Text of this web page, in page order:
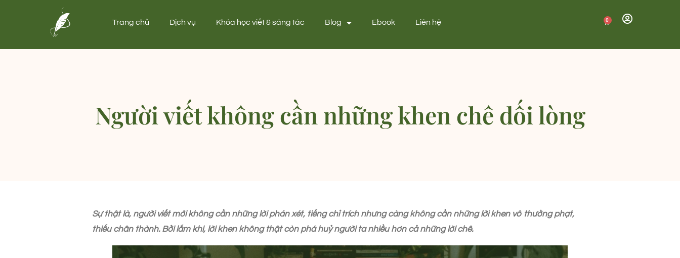
Trang chủ Dịch vụ Khóa học viết & sáng tác Blog Ebook Liên hệ 0
Người viết không cần những khen chê dối lòng
Sự thật là, người viết mới không cần những lời phán xét, tiếng chỉ trích nhưng càng không cần những lời khen vô thưởng phạt,
thiếu chân thành. Bởi lắm khi, lời khen không thật còn phá huỷ người ta nhiều hơn cả những lời chê.